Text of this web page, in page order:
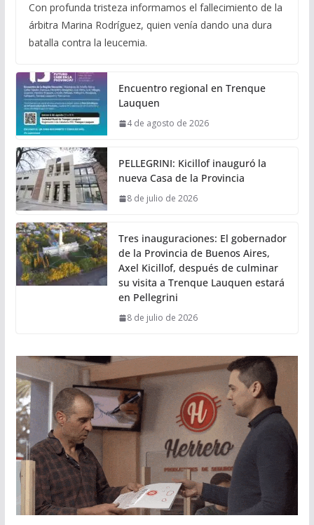
Con profunda tristeza informamos el fallecimiento de la
árbitra Marina Rodríguez, quien venía dando una dura
batalla contra la leucemia.
Encuentro regional en Trenque
Lauquen
4 de agosto de 2026
PELLEGRINI: Kicillof inauguró la
nueva Casa de la Provincia
8 de julio de 2026
Tres inauguraciones: El gobernador
de la Provincia de Buenos Aires,
Axel Kicillof, después de culminar
su visita a Trenque Lauquen estará
en Pellegrini
8 de julio de 2026